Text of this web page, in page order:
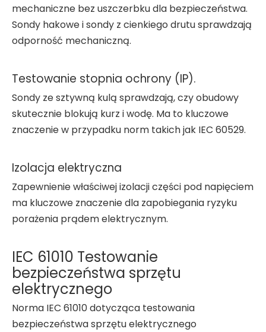
mechaniczne bez uszczerbku dla bezpieczeństwa.
Sondy hakowe i sondy z cienkiego drutu sprawdzają
odporność mechaniczną.
Testowanie stopnia ochrony (IP).
Sondy ze sztywną kulą sprawdzają, czy obudowy
skutecznie blokują kurz i wodę. Ma to kluczowe
znaczenie w przypadku norm takich jak IEC 60529.
Izolacja elektryczna
Zapewnienie właściwej izolacji części pod napięciem
ma kluczowe znaczenie dla zapobiegania ryzyku
porażenia prądem elektrycznym.
IEC 61010 Testowanie
bezpieczeństwa sprzętu
elektrycznego
Norma IEC 61010 dotycząca testowania
bezpieczeństwa sprzętu elektrycznego